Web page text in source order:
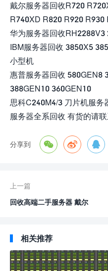
戴尔服务器回收R720
R740XD R820 R920 R930
华为服务器回收
IBM服务器回收 3850X5
小型机
惠普服务器回收 580GEN8
388GEN10 360GEN10
思科C240M4/3 刀片机服务
服务器全系回收 有货的请
分享到
上一篇
回收高端二手服务器 戴尔
相关推荐